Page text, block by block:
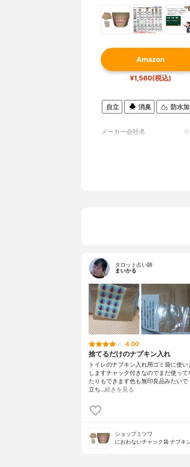
Amazon
¥1,560(税込)
自立 消臭 防水
メーカー会社名
タロット占い師
まいかる
4.00
捨てるだけのナプキン入れ
トイレのナプキン入れ用ゴミ袋に使
しますチャック付きなのでまだ使っ
たりもできます色も無印良品みたいで
立ち…続きを見る
ショップミツワ
におわないチャック袋 ナプキ